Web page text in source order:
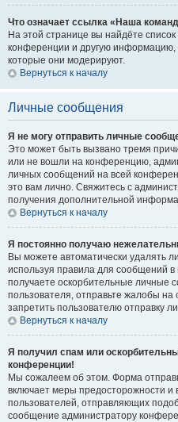
Что означает ссылка «Наша
На этой странице вы найдёте
конференции и другую информацию,
которые они модерируют.
Вернуться к началу
Личные сообщения
Я не могу отправить личные
Это может быть вызвано тремя
или не вошли на конференцию,
личных сообщений на всей
это вам лично. Свяжитесь с
получения дополнительной
Вернуться к началу
Я постоянно получаю
Вы можете автоматически удалять
используя правила для сообщений
получаете оскорбительные личные
пользователя, отправьте жалобы
запретить пользователю отправку
Вернуться к началу
Я получил спам или
конференции!
Мы сожалеем об этом. Форма
включает меры предосторожности и
пользователей, отправляющих
сообщение администратору